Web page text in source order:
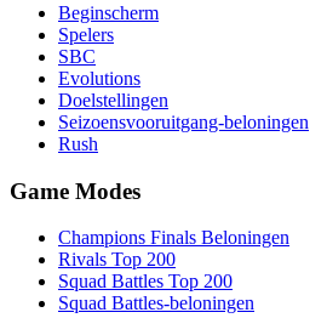
Beginscherm
Spelers
SBC
Evolutions
Doelstellingen
Seizoensvooruitgang-beloningen
Rush
Game Modes
Champions Finals Beloningen
Rivals Top 200
Squad Battles Top 200
Squad Battles-beloningen